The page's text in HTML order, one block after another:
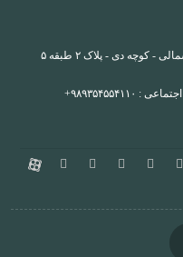
تهران - خیابان کریمخان زند - خیابان خردمند شمالی - کوچه دی - پلاک ۲ طبقه ۵